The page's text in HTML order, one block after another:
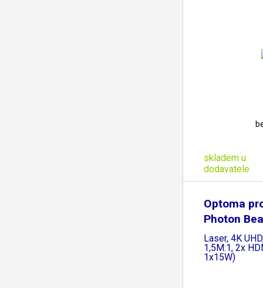
skladem u
dodavatele
Optoma
Photon
(DLP,
Laser, 4K
1,5M:1, 2x
1x15W)